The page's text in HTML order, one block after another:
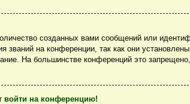
созданных вами сообщений или
на конференции, так как они
На большинстве конференций это
войти на конференцию!